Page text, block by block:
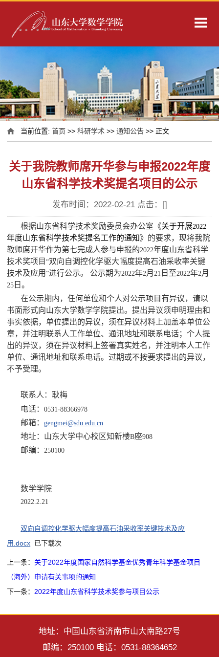
当前位置:首页 >>科研学术 >>通知公告 >> 正文
关于我院教师席开华参与申报2022年度
山东省科学技术奖提名项目的公示
发布时间：2022-02-21 点击：[]
根据山东省科学技术奖励委员会办公室《关于开展2022
年度山东省科学技术奖提名工作的通知》的要求，现将我院
教师席开华作为第七完成人参与申报的2022年度山东省科学
技术奖项目“双向自调控化学驱大幅度提高石油采收率关键
技术及应用”进行公示。 公示期为2022年2 月 21 日至2022年2 月
25 日。
在公示期内，任何单位和个人对公示项目有异议，请以
书面形式向山东大学数学学院提出。提出异议须申明理由和
事实依据，单位提出的异议，须在异议材料上加盖本单位公
章，并注明联系人工作单位、通讯地址和联系电话；个人提
出的异议，须在异议材料上签署真实姓名，并注明本人工作
单位、通讯地址和联系电话。过期或不按要求提出的异议，
不予受理。
联系人：耿梅
电话：0531-88366978
邮箱：gengmei@sdu.edu.cn
地址：山东大学中心校区知新楼B座908
邮编： 250100
数学学院
2022.2.21
双向自调控化学驱大幅度提高石油采收率关键技术及应
用.docx 已下载次
上一条： 关于2022年度国家自然科学基金优秀青年科学基金项目
（海外）申请有关事项的通知
下一条： 2022年度山东省科学技术奖参与项目公示
地址：中国山东省济南市山大南路27号
邮编：250100 电话：0531-88364652